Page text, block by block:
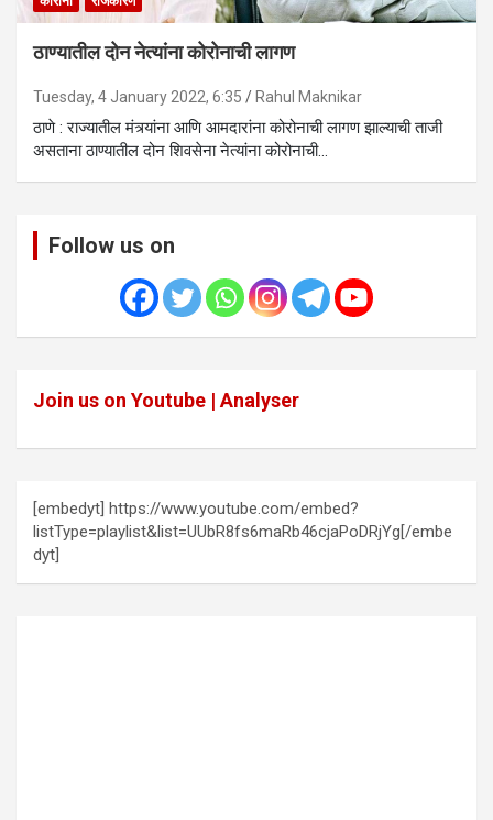
ठाण्यातील दोन नेत्यांना कोरोनाची लागण
Tuesday, 4 January 2022, 6:35 Rahul Maknikar
ठाणे : राज्यातील मंत्र्यांना आणि आमदारांना कोरोनाची लागण झाल्याची ताजी
असताना ठाण्यातील दोन शिवसेना नेत्यांना कोरोनाची…
Follow us on
Join us on Youtube | Analyser
[embedyt] https://www.youtube.com/embed?
listType=playlist&list=UUbR8fs6maRb46cjaPoDRjYg[/embe
dyt]